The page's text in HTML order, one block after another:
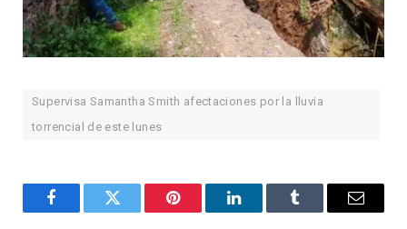
Supervisa Samantha Smith afectaciones por la lluvia
torrencial de este lunes
FacebookTwitter Pinterest LinkedInTumblr Email